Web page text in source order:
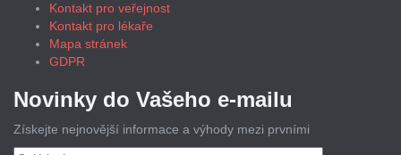
Kontakt pro veřejnost
Kontakt pro lékaře
Mapa stránek
GDPR
Novinky do Vašeho e-mailu
Získejte nejnovější informace a výhody mezi prvními